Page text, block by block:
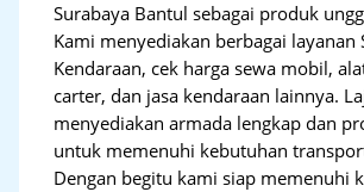
Surabaya Bantul sebagai produk
Kami menyediakan berbagai layanan
Kendaraan, cek harga sewa mobil,
carter, dan jasa kendaraan lainnya.
menyediakan armada lengkap dan
untuk memenuhi kebutuhan
Dengan begitu kami siap memenuhi